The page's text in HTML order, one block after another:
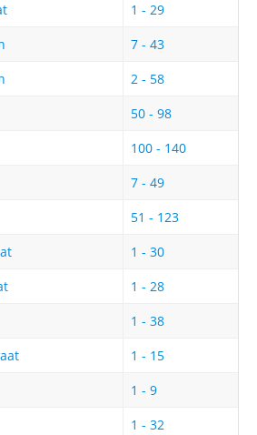
1 - 29
7 - 43
2 - 58
50 - 98
100 - 140
7 - 49
51 - 123
1 - 30
1 - 28
1 - 38
1 - 15
1 - 9
1 - 32